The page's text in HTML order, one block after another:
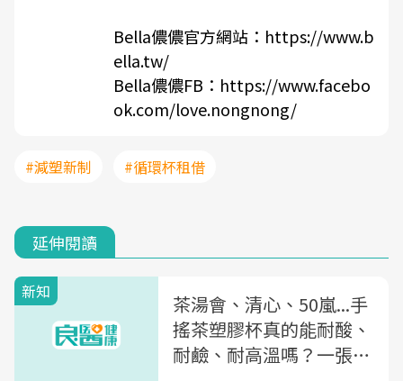
Bella儂儂官方網站： https://www.b
ella.tw/
Bella儂儂FB： https://www.facebo
ok.com/love.nongnong/
#減塑新制 #循環杯租借
延伸閱讀
新知
茶湯會、清心、50嵐...手
搖茶塑膠杯真的能耐酸、
耐鹼、耐高溫嗎？一張圖